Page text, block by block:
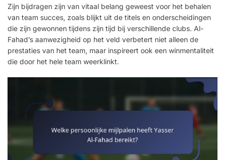
Zijn bijdragen zijn van vitaal belang geweest voor het behalen
van team succes, zoals blijkt uit de titels en onderscheidingen
die zijn gewonnen tijdens zijn tijd bij verschillende clubs. Al-
Fahad’s aanwezigheid op het veld verbetert niet alleen de
prestaties van het team, maar inspireert ook een winmentaliteit
die door het hele team weerklinkt.